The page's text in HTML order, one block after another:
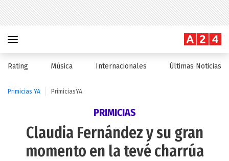
Rating Música Internacionales Últimas Noticias
Primicias YA PrimiciasYA
PRIMICIAS
Claudia Fernández y su gran
momento en la tevé charrúa